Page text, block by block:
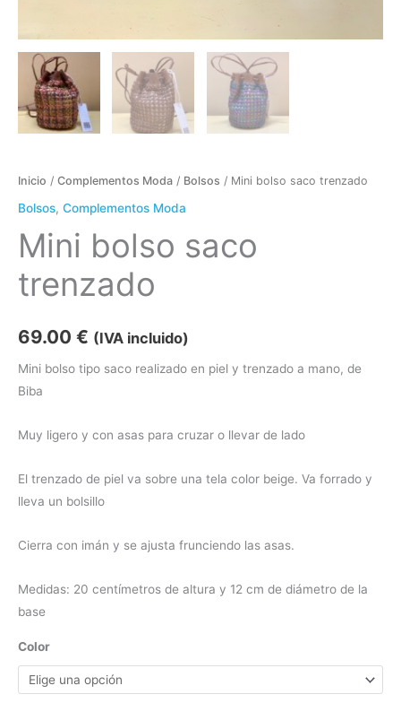
Inicio / Complementos Moda / Bolsos / Mini bolso saco trenzado
Bolsos, Complementos Moda
Mini bolso saco
trenzado
69.00 € (IVA incluido)
Mini bolso tipo saco realizado en piel y trenzado a mano, de
Biba
Muy ligero y con asas para cruzar o llevar de lado
El trenzado de piel va sobre una tela color beige. Va forrado y
lleva un bolsillo
Cierra con imán y se ajusta frunciendo las asas.
Medidas: 20 centímetros de altura y 12 cm de diámetro de la
base
Color